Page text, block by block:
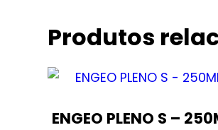
Produtos
ENGEO PLENO S –